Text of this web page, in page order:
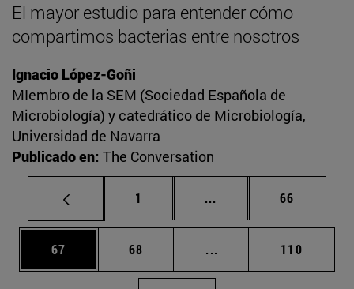
El mayor estudio para entender cómo
compartimos bacterias entre nosotros
Ignacio López-Goñi
MIembro de la SEM (Sociedad Española de
Microbiología) y catedrático de Microbiología,
Universidad de Navarra
Publicado en: The Conversation
Página
1 ... Páginas intermedias
Página
66
Página
67 Página
68 ... Páginas intermedias
Página
110